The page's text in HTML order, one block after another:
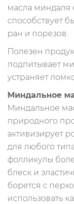
масла миндаля
способствует
ран и порезов.
Полезен
подпитывает
устраняет
Миндальное
Миндальное
природного
активизирует
для любого
фолликулы
блеск и
борется с
использовать